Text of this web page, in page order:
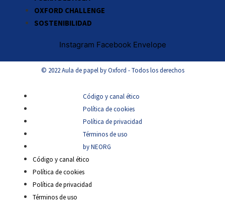
OXFORD CHALLENGE
SOSTENIBILIDAD
Instagram Facebook Envelope
© 2022 Aula de papel by Oxford - Todos los derechos
Código y canal ético
Política de cookies
Política de privacidad
Términos de uso
by NEORG
Código y canal ético
Política de cookies
Política de privacidad
Términos de uso